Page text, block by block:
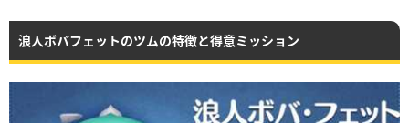
浪人ボバフェットのツムの特徴と得意ミッション